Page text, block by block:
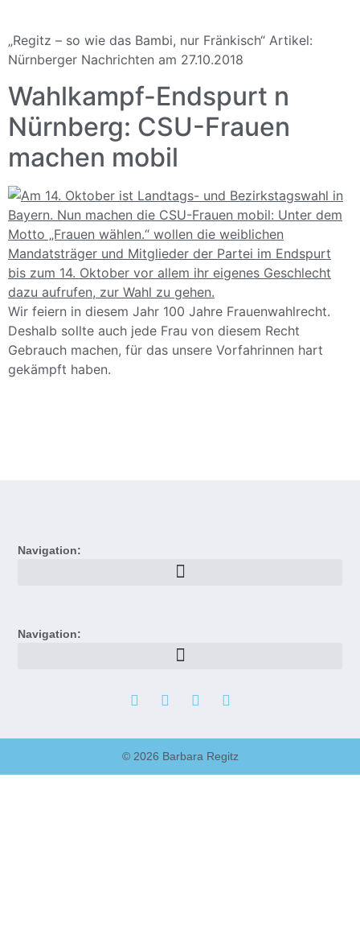
„Regitz – so wie das Bambi, nur Fränkisch“ Artikel:
Nürnberger Nachrichten am 27.10.2018
Wahlkampf-Endspurt n
Nürnberg: CSU-Frauen
machen mobil
Wir feiern in diesem Jahr 100 Jahre Frauenwahlrecht.
Deshalb sollte auch jede Frau von diesem Recht
Gebrauch machen, für das unsere Vorfahrinnen hart
gekämpft haben.
Navigation:
Navigation:
© 2026 Barbara Regitz